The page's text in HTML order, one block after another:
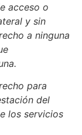
acceso o
y sin
a ninguna
para
del
los servicios